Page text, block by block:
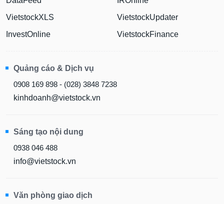
VietstockXLS
InvestOnline
VietstockUpdater
VietstockFinance
Quảng cáo & Dịch vụ
0908 169 898 - (028) 3848 7238
kinhdoanh@vietstock.vn
Sáng tạo nội dung
0938 046 488
info@vietstock.vn
Văn phòng giao dịch